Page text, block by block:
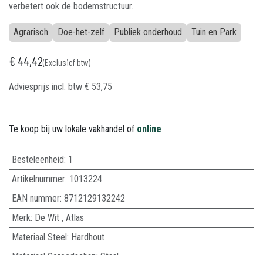
verbetert ook de bodemstructuur.
Agrarisch Doe-het-zelf Publiek onderhoud Tuin en Park
€ 44,42(Exclusief btw)
Adviesprijs incl. btw € 53,75
Te koop bij uw lokale vakhandel of online
Besteleenheid: 1
Artikelnummer: 1013224
EAN nummer: 8712129132242
Merk: De Wit, Atlas
Materiaal Steel: Hardhout